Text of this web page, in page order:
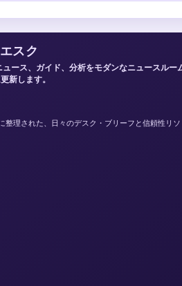
スク
ース、ガイド、分析をモダンなニュースルー
新します。
整理された、日々のデスク・ブリーフと信頼性リソ